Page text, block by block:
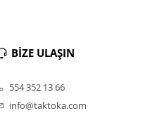
BİZE ULAŞIN
554 352 13 66
info@taktoka.com